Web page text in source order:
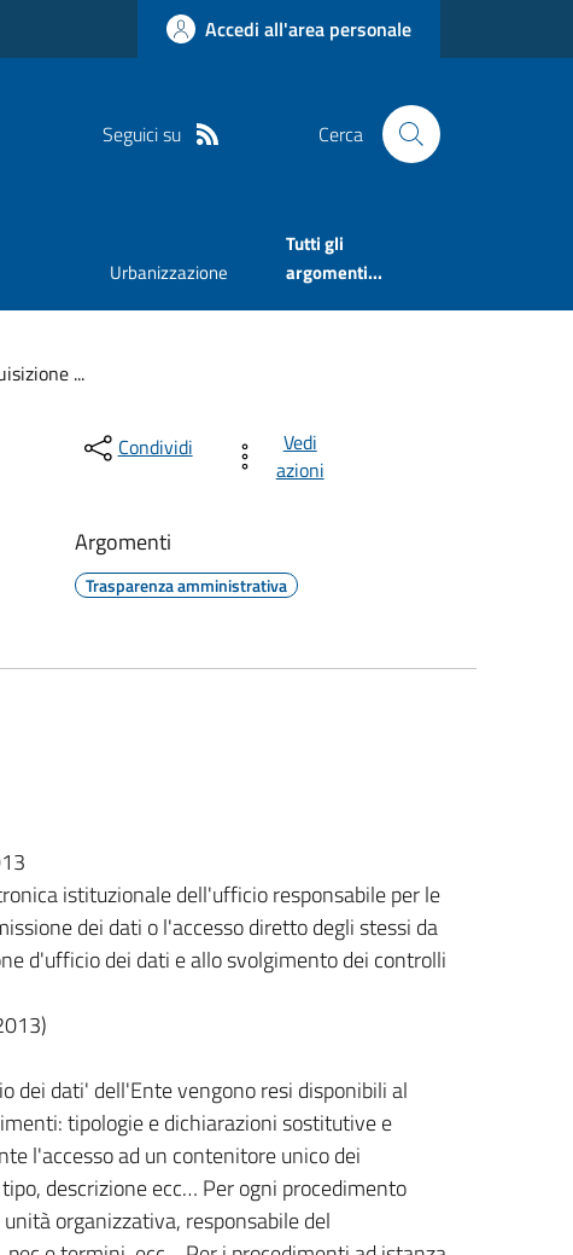
Accedi all'area personale
Seguici su Cerca
Urbanizzazione
Tutti gli
argomenti...
...
Condividi
Vedi
azioni
Argomenti
Trasparenza amministrativa
istituzionale dell'ufficio responsabile per le
dei dati o l'accesso diretto degli stessi da
d'ufficio dei dati e allo svolgimento dei controlli
dei dati' dell'Ente vengono resi disponibili al
tipologie e dichiarazioni sostitutive e
l'accesso ad un contenitore unico dei
descrizione ecc… Per ogni procedimento
organizzativa, responsabile del